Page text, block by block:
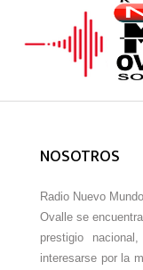
NOSOTROS
Radio Nuevo
Ovalle se
prestigio
interesarse por la